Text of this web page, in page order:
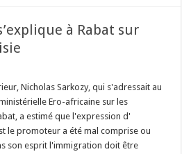
à Rabat sur
Nicholas Sarkozy, qui s'adressait au
Ero-africaine sur les
a estimé que l'expression d'
le promoteur a été mal comprise ou
son esprit l'immigration doit être